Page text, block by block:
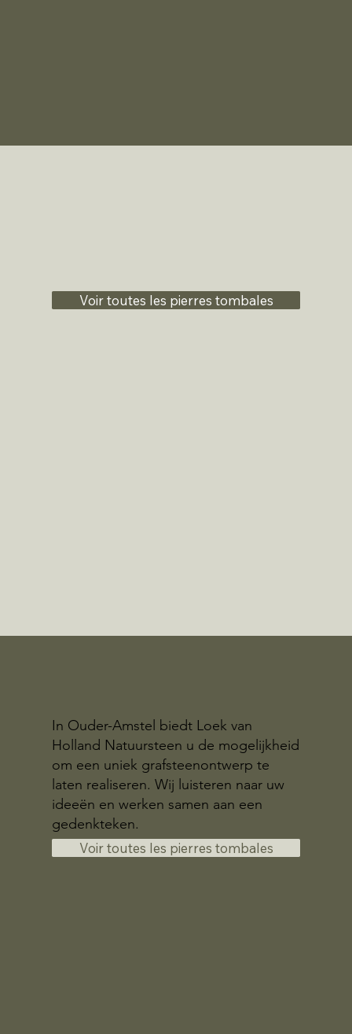
Voir toutes les pierres tombales
In Ouder-Amstel biedt Loek van
Holland Natuursteen u de mogelijkheid
om een uniek grafsteenontwerp te
laten realiseren. Wij luisteren naar uw
ideeën en werken samen aan een
gedenkteken.
Voir toutes les pierres tombales